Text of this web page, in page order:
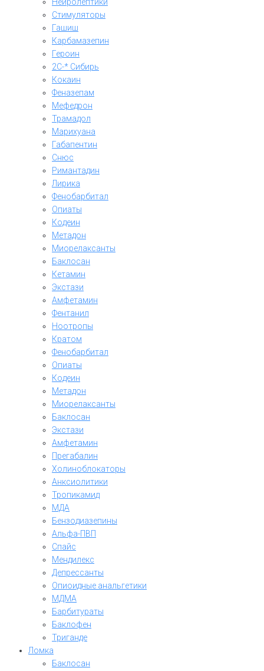
Стимуляторы
Гашиш
Карбамазепин
Героин
2C-* Сибирь
Кокаин
Феназепам
Мефедрон
Трамадол
Марихуана
Габапентин
Снюс
Римантадин
Лирика
Фенобарбитал
Опиаты
Кодеин
Метадон
Миорелаксанты
Баклосан
Кетамин
Экстази
Амфетамин
Фентанил
Ноотропы
Кратом
Фенобарбитал
Опиаты
Кодеин
Метадон
Миорелаксанты
Баклосан
Экстази
Амфетамин
Прегабалин
Холиноблокаторы
Анксиолитики
Тропикамид
МДА
Бензодиазепины
Альфа-ПВП
Спайс
Мендилекс
Депрессанты
Опиоидные анальгетики
МДМА
Барбитураты
Баклофен
Триганде
Ломка
Баклосан